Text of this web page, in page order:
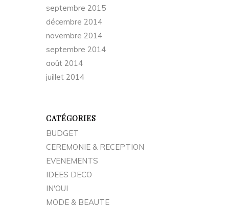
septembre 2015
décembre 2014
novembre 2014
septembre 2014
août 2014
juillet 2014
CATÉGORIES
BUDGET
CEREMONIE & RECEPTION
EVENEMENTS
IDEES DECO
IN'OUI
MODE & BEAUTE